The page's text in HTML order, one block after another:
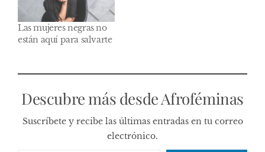
Las mujeres negras no
están aquí para salvarte
Descubre más desde Afroféminas
Suscríbete y recibe las últimas entradas en tu correo
electrónico.